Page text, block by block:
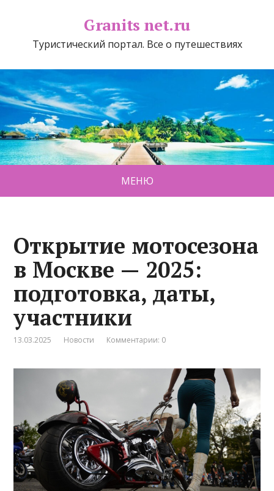
Granits net.ru
Туристический портал. Все о путешествиях
МЕНЮ
Открытие мотосезона
в Москве — 2025:
подготовка, даты,
участники
13.03.2025 Новости Комментарии: 0